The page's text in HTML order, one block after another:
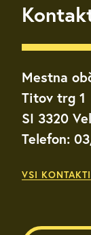
Mestna
Titov trg 1
SI 3320
Telefon:
VSI KONTAKTI